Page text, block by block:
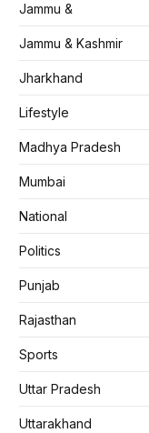
Jammu &
Jammu & Kashmir
Jharkhand
Lifestyle
Madhya Pradesh
Mumbai
National
Politics
Punjab
Rajasthan
Sports
Uttar Pradesh
Uttarakhand